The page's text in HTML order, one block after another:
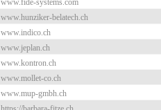
www.fide-systems.com
www.hunziker-belatech.ch
www.indico.ch
www.jeplan.ch
www.kontron.ch
www.mollet-co.ch
www.mup-gmbh.ch